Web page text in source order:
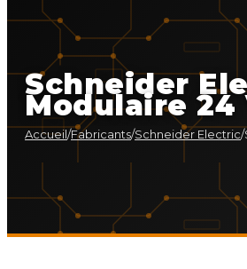
Schneider
Modulaire 24
Accueil/Fabricants/Schneider Electric/